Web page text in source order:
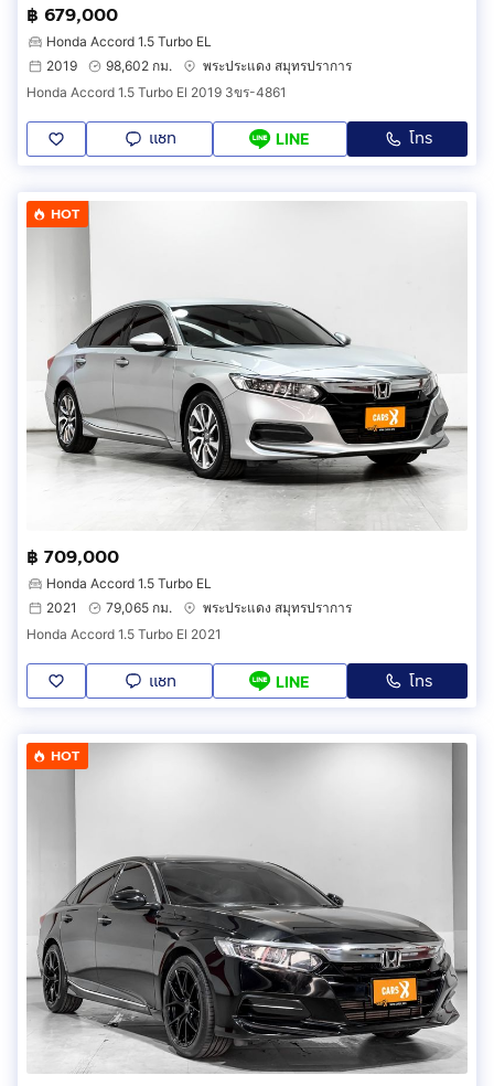
฿ 679,000
Honda Accord 1.5 Turbo EL
2019
98,602 กม.
พระประแดง สมุทรปราการ
Honda Accord 1.5 Turbo El 2019 3ขร-4861
แชท LINE โทร
HOT
฿ 709,000
Honda Accord 1.5 Turbo EL
2021
79,065 กม.
พระประแดง สมุทรปราการ
Honda Accord 1.5 Turbo El 2021
แชท LINE โทร
HOT